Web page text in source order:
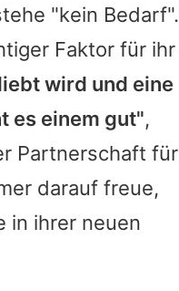
"kein Bedarf".
Faktor für ihr
wird und eine
es einem gut",
Partnerschaft für
darauf freue,
in ihrer neuen